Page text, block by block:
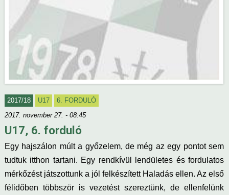
2017/18 U17
6. FORDULÓ
2017. november 27. - 08:45
U17, 6. forduló
Egy hajszálon múlt a győzelem, de még az egy pontot sem
tudtuk itthon tartani. Egy rendkívül lendületes és fordulatos
mérkőzést játszottunk a jól felkészített Haladás ellen. Az első
félidőben többször is vezetést szereztünk, de ellenfelünk